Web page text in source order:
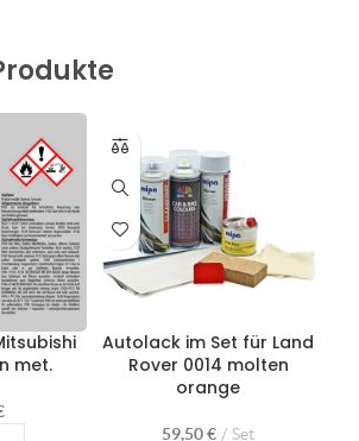
met.
Autolack im Set für Land
Rover 0014 molten
orange
59,50€ Set